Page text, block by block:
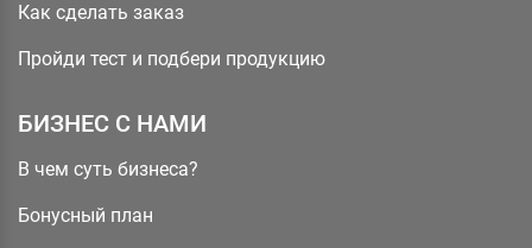
Как сделать заказ
Пройди тест и подбери продукцию
БИЗНЕС С НАМИ
В чем суть бизнеса?
Бонусный план